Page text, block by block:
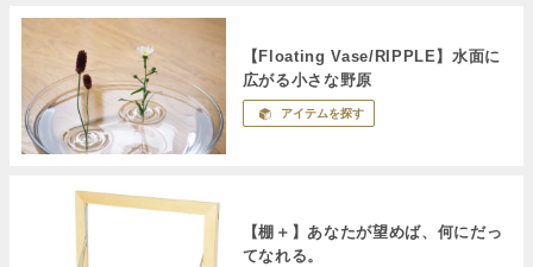
【Floating Vase/RIPPLE】水面に
広がる小さな野原
アイテムを探す
【棚＋】あなたが望めば、何にだっ
てなれる。